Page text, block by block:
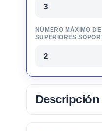
3
NÚMERO MÁXIMO
SUPERIORES
2